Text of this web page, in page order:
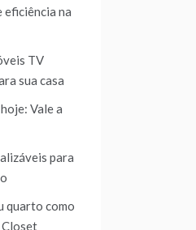
eficiência na
TV
sua casa
Vale a
para
quarto como